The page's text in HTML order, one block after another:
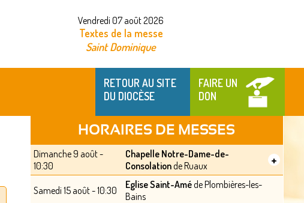
Vendredi 07 août 2026
Textes de la messe
Saint Dominique
RETOUR AU SITE
DU DIOCÈSE
FAIRE UN
DON
HORAIRES DE MESSES
Dimanche 9 août -
10:30
Chapelle Notre-Dame-de-
Consolationde Ruaux +
Samedi 15 août - 10:30 Eglise Saint-Améde Plombières-les-
Bains